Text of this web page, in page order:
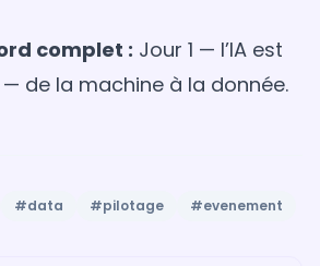
complet : Jour 1 — l’IA est
de la machine à la donnée.
#data #pilotage #evenement